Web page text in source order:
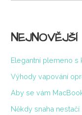
Elegantní plemeno s
Výhody vapování
Aby se vám
Někdy snaha nestačí